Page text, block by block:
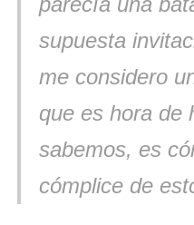
supuesta
me considero
que es hora de
sabemos, es
cómplice de